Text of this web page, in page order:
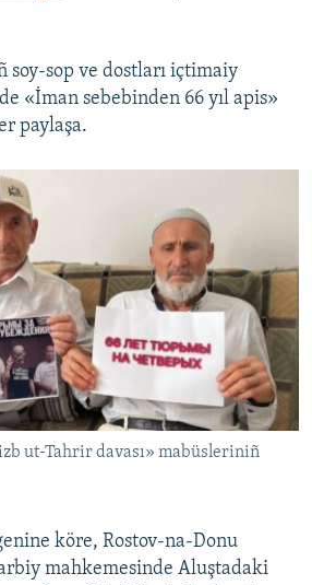
soy-sop ve dostları içtimaiy
«İman sebebinden 66 yıl apis»
paylaşa.
ut-Tahrir davası» mabüsleriniñ
köre, Rostov-na-Donu
mahkemesinde Aluştadaki